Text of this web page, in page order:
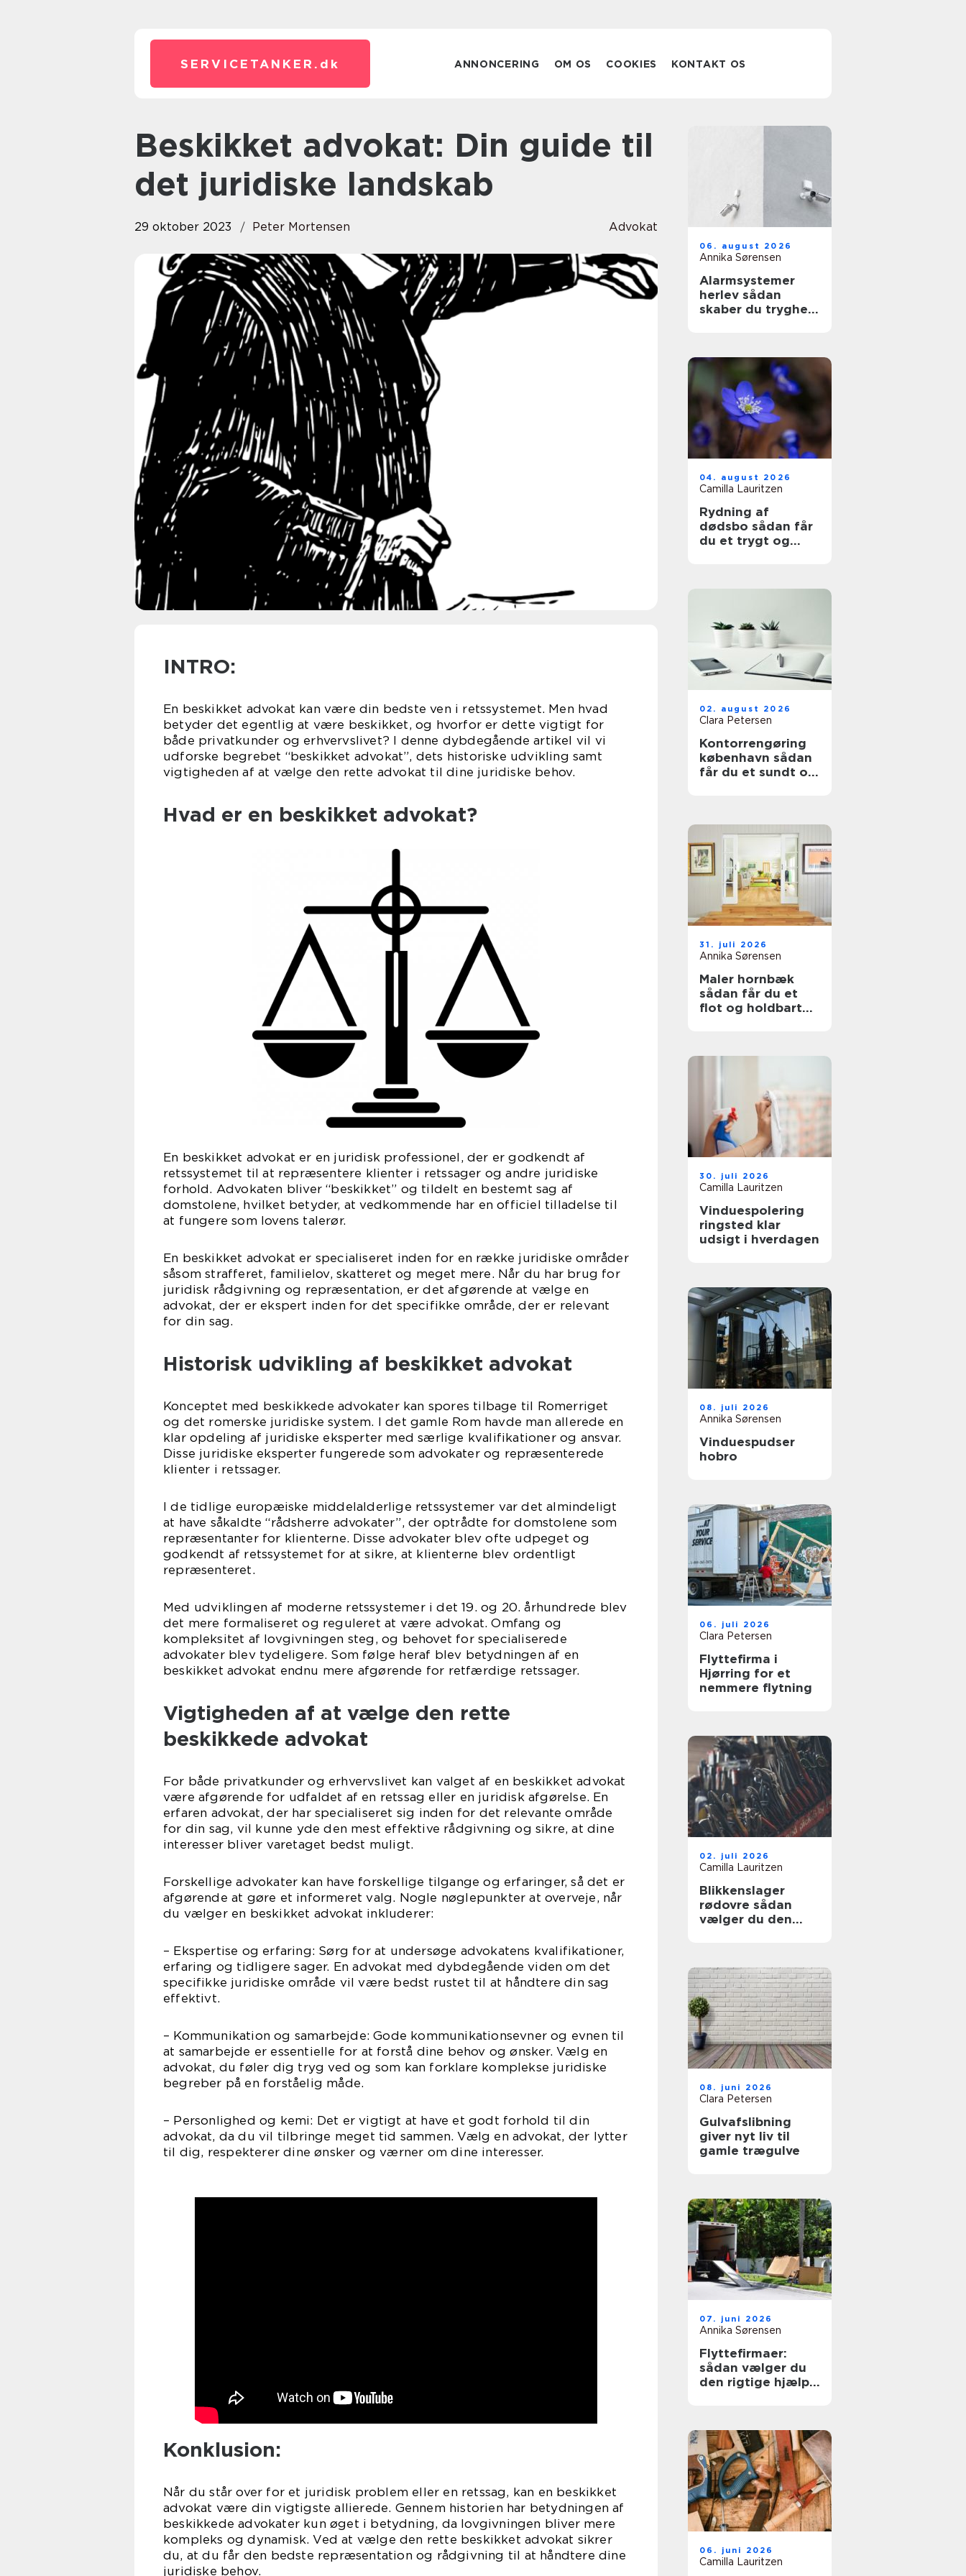
SERVICETANKER. dk ANNONCERING OM OS COOKIES KONTAKT OS
Beskikket advokat: Din guide til
det juridiske landskab
29 oktober 2023 Peter Mortensen Advokat
INTRO:
En beskikket advokat kan være din bedste ven i retssystemet. Men hvad
betyder det egentlig at være beskikket, og hvorfor er dette vigtigt for
både privatkunder og erhvervslivet? I denne dybdegående artikel vil vi
udforske begrebet “beskikket advokat”, dets historiske udvikling samt
vigtigheden af at vælge den rette advokat til dine juridiske behov.
Hvad er en beskikket advokat?
En beskikket advokat er en juridisk professionel, der er godkendt af
retssystemet til at repræsentere klienter i retssager og andre juridiske
forhold. Advokaten bliver “beskikket” og tildelt en bestemt sag af
domstolene, hvilket betyder, at vedkommende har en officiel tilladelse til
at fungere som lovens talerør.
En beskikket advokat er specialiseret inden for en række juridiske områder
såsom strafferet, familielov, skatteret og meget mere. Når du har brug for
juridisk rådgivning og repræsentation, er det afgørende at vælge en
advokat, der er ekspert inden for det specifikke område, der er relevant
for din sag.
Historisk udvikling af beskikket advokat
Konceptet med beskikkede advokater kan spores tilbage til Romerriget
og det romerske juridiske system. I det gamle Rom havde man allerede en
klar opdeling af juridiske eksperter med særlige kvalifikationer og ansvar.
Disse juridiske eksperter fungerede som advokater og repræsenterede
klienter i retssager.
I de tidlige europæiske middelalderlige retssystemer var det almindeligt
at have såkaldte “rådsherre advokater”, der optrådte for domstolene som
repræsentanter for klienterne. Disse advokater blev ofte udpeget og
godkendt af retssystemet for at sikre, at klienterne blev ordentligt
repræsenteret.
Med udviklingen af moderne retssystemer i det 19. og 20. århundrede blev
det mere formaliseret og reguleret at være advokat. Omfang og
kompleksitet af lovgivningen steg, og behovet for specialiserede
advokater blev tydeligere. Som følge heraf blev betydningen af en
beskikket advokat endnu mere afgørende for retfærdige retssager.
Vigtigheden af at vælge den rette
beskikkede advokat
For både privatkunder og erhvervslivet kan valget af en beskikket advokat
være afgørende for udfaldet af en retssag eller en juridisk afgørelse. En
erfaren advokat, der har specialiseret sig inden for det relevante område
for din sag, vil kunne yde den mest effektive rådgivning og sikre, at dine
interesser bliver varetaget bedst muligt.
Forskellige advokater kan have forskellige tilgange og erfaringer, så det er
afgørende at gøre et informeret valg. Nogle nøglepunkter at overveje, når
du vælger en beskikket advokat inkluderer:
– Ekspertise og erfaring: Sørg for at undersøge advokatens kvalifikationer,
erfaring og tidligere sager. En advokat med dybdegående viden om det
specifikke juridiske område vil være bedst rustet til at håndtere din sag
effektivt.
– Kommunikation og samarbejde: Gode kommunikationsevner og evnen til
at samarbejde er essentielle for at forstå dine behov og ønsker. Vælg en
advokat, du føler dig tryg ved og som kan forklare komplekse juridiske
begreber på en forståelig måde.
– Personlighed og kemi: Det er vigtigt at have et godt forhold til din
advokat, da du vil tilbringe meget tid sammen. Vælg en advokat, der lytter
til dig, respekterer dine ønsker og værner om dine interesser.
Konklusion:
Når du står over for et juridisk problem eller en retssag, kan en beskikket
advokat være din vigtigste allierede. Gennem historien har betydningen af
beskikkede advokater kun øget i betydning, da lovgivningen bliver mere
kompleks og dynamisk. Ved at vælge den rette beskikket advokat sikrer
du, at du får den bedste repræsentation og rådgivning til at håndtere dine
juridiske behov.
06. august 2026
Annika Sørensen
Alarmsystemer
herlev sådan
skaber du tryghed
04. august 2026
Camilla Lauritzen
Rydning af
dødsbo sådan får
du et trygt og
02. august 2026
Clara Petersen
Kontorrengøring
københavn sådan
får du et sundt og
31. juli 2026
Annika Sørensen
Maler hornbæk
sådan får du et
flot og holdbart
30. juli 2026
Camilla Lauritzen
Vinduespolering
ringsted klar
udsigt i hverdagen
08. juli 2026
Annika Sørensen
Vinduespudser
hobro
06. juli 2026
Clara Petersen
Flyttefirma i
Hjørring for et
nemmere flytning
02. juli 2026
Camilla Lauritzen
Blikkenslager
rødovre sådan
vælger du den
08. juni 2026
Clara Petersen
Gulvafslibning
giver nyt liv til
gamle trægulve
07. juni 2026
Annika Sørensen
Flyttefirmaer:
sådan vælger du
den rigtige hjælp
06. juni 2026
Camilla Lauritzen